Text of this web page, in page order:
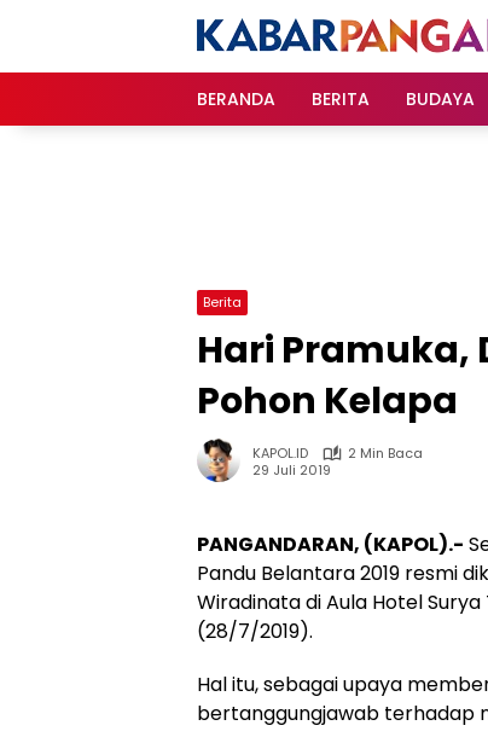
BERANDA
BERITA BUDAYA
Berita
Hari Pramuka,
Pohon Kelapa
KAPOL.ID
2 Min Baca
29 Juli 2019
PANGANDARAN, (KAPOL).-
Pandu Belantara 2019 resmi
Wiradinata di Aula Hotel
(28/7/2019).
Hal itu, sebagai upaya
bertanggungjawab terhadap